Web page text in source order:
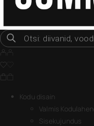
Kodu disain
Valmis
Sisekujundus